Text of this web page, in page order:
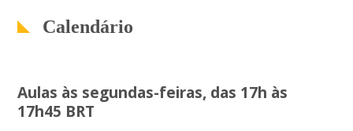
Calendário
Aulas às segundas-feiras, das 17h às
17h45 BRT